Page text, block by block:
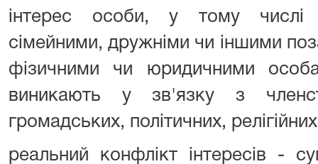
інтерес особи, у тому числі
сімейними, дружніми чи іншими
фізичними чи юридичними
виникають у зв'язку з
громадських, політичних,
реальний конфлікт інтересів -